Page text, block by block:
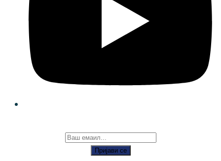
Пријави се